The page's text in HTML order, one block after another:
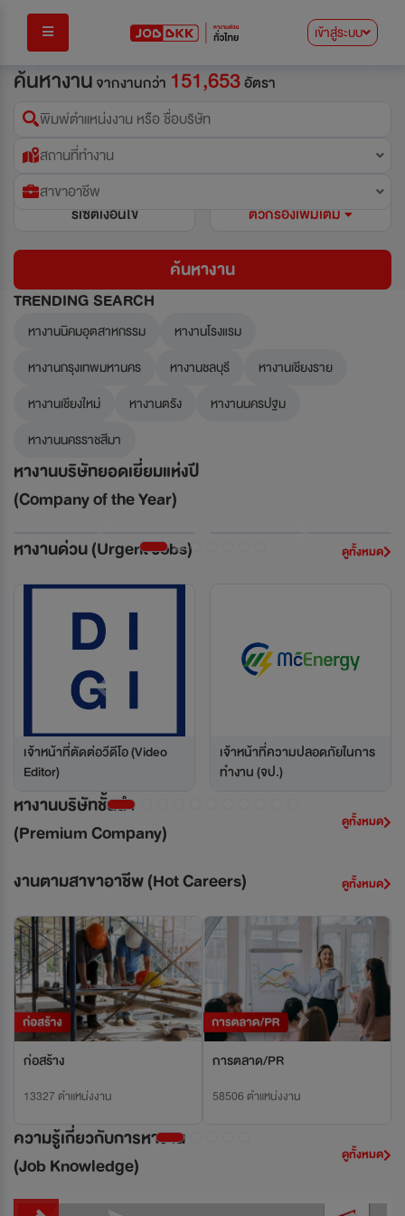
เข้าสู่ระบบ
Previous
ค้นหางานจากงานกว่า 151,653อัตรา
พิมพ์ตำแหน่งงาน หรือ ชื่อบริษัท
สถานที่ทำงาน
สาขาอาชีพ
รีเซ็ตเงื่อนไข
ตัวกรองเพิ่มเติม
ค้นหางาน
TRENDING SEARCH
หางานนิคมอุตสาหกรรม
หางานโรงแรม
หางานกรุงเทพมหานคร
หางานชลบุรี
หางานเชียงราย
หางานเชียงใหม่
หางานตรัง
หางานนครปฐม
หางานนครราชสีมา
หางานบริษัทยอดเยี่ยมแห่งปี
(Company of the Year)
Previous
หางานด่วน (Urgent Jobs) ดูทั้งหมด
เจ้าหน้าที่ตัดต่อวีดีโอ (Video
Editor)
เจ้าหน้าที่ความปลอดภัยในการ
ทำงาน (จป.)
Previous
หางานบริษัทชั้นนำ
(Premium Company)
ดูทั้งหมด
งานตามสาขาอาชีพ(Hot Careers) ดูทั้งหมด
ก่อสร้าง
13327 ตำแหน่งงาน
การตลาด/PR
58506 ตำแหน่งงาน
Previous Next
ความรู้เกี่ยวกับการหางาน
(Job Knowledge)
ดูทั้งหมด